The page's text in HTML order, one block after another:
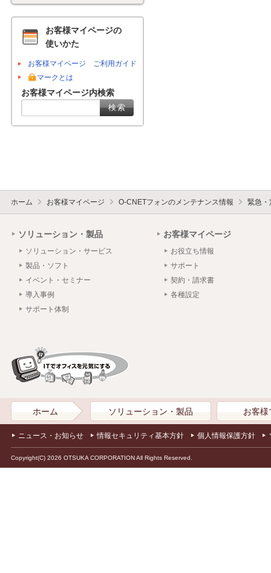
お客様マイページの
使いかた
お客様マイページ ご利用ガイド
マークとは
お客様マイページ内検索
ホーム お客様マイページ O-CNETフォンのメンテナンス情報 緊急・
ソリューション・製品
ソリューション・サービス
製品・ソフト
イベント・セミナー
導入事例
サポート体制
お客様マイページ
お役立ち情報
サポート
契約・請求書
各種設定
ホーム ソリューション・製品 お客様
ニュース・お知らせ 情報セキュリティ基本方針 個人情報保護方針
Copyright(C) 2026 OTSUKA CORPORATION All Rights Reserved.